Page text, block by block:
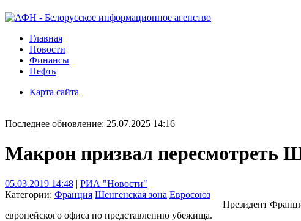
Главная
Новости
Финансы
Нефть
Карта сайта
Последнее обновление: 25.07.2025 14:16
Макрон призвал пересмотреть
05.03.2019 14:48 | РИА "Новости"
Категории: Франция Шенгенская зона Евросоюз
Президент
европейского офиса по представлению убежища.